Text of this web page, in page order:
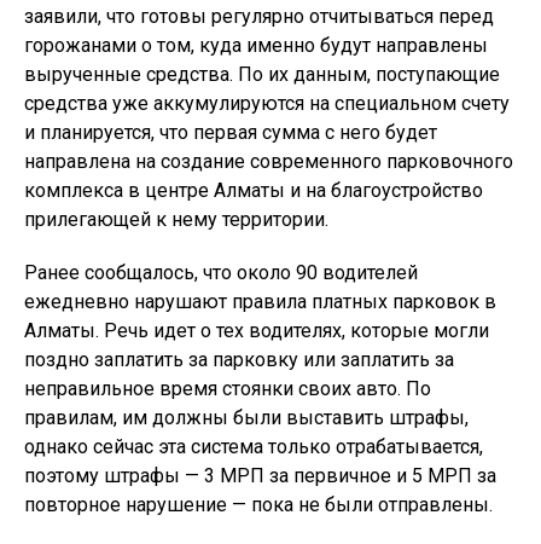
заявили, что готовы регулярно отчитываться перед
горожанами о том, куда именно будут направлены
вырученные средства. По их данным, поступающие
средства уже аккумулируются на специальном счету
и планируется, что первая сумма с него будет
направлена на создание современного парковочного
комплекса в центре Алматы и на благоустройство
прилегающей к нему территории.
Ранее сообщалось, что около 90 водителей
ежедневно нарушают правила платных парковок в
Алматы. Речь идет о тех водителях, которые могли
поздно заплатить за парковку или заплатить за
неправильное время стоянки своих авто. По
правилам, им должны были выставить штрафы,
однако сейчас эта система только отрабатывается,
поэтому штрафы — 3 МРП за первичное и 5 МРП за
повторное нарушение — пока не были отправлены.